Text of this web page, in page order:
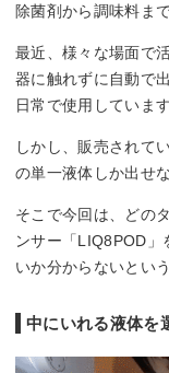
除菌剤から調味料ま
最近、様々な場面で
器に触れずに自動で
日常で使用しています
しかし、販売されて
の単一液体しか出せ
そこで今回は、どの
ンサー「LIQ8POD」
いか分からないとい
中にいれる液体を